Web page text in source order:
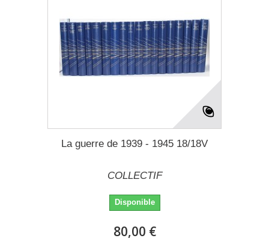
La guerre de 1939 - 1945 18/18V
COLLECTIF
Disponible
80,00 €